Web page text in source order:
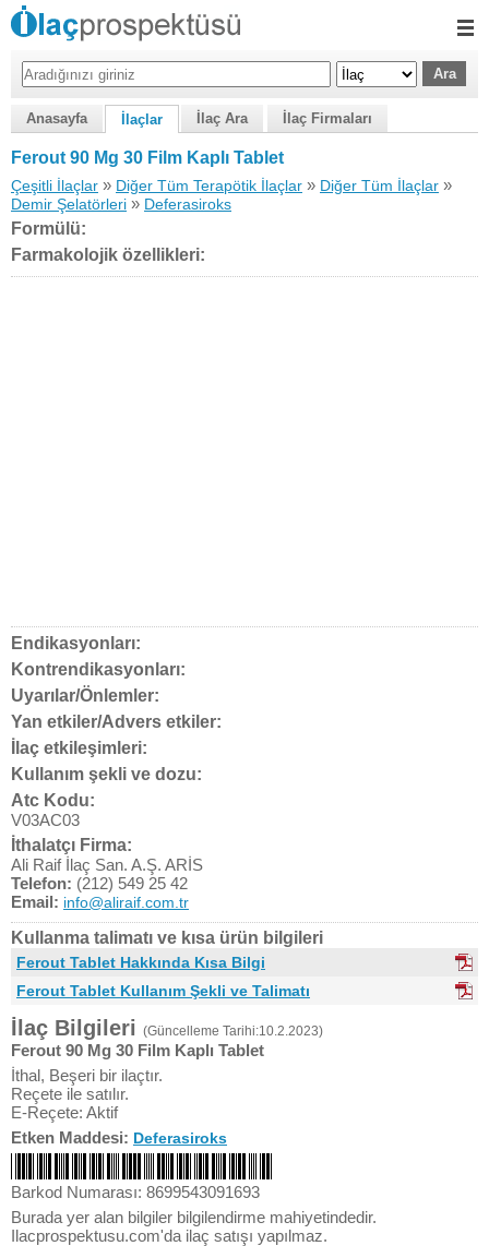
Anasayfa İlaçlar İlaç Ara İlaç Firmaları
Ferout 90 Mg 30 Film Kaplı Tablet
Çeşitli İlaçlar » Diğer Tüm Terapötik İlaçlar » Diğer Tüm İlaçlar »
Demir Şelatörleri » Deferasiroks
Formülü:
Farmakolojik özellikleri:
Endikasyonları:
Kontrendikasyonları:
Uyarılar/Önlemler:
Yan etkiler/Advers etkiler:
İlaç etkileşimleri:
Kullanım şekli ve dozu:
Atc Kodu:
V03AC03
İthalatçı Firma:
Ali Raif İlaç San. A.Ş. ARİS
Telefon: (212) 549 25 42
Email: info@aliraif.com.tr
Kullanma talimatı ve kısa ürün bilgileri
Ferout Tablet Hakkında Kısa Bilgi
Ferout Tablet Kullanım Şekli ve Talimatı
İlaç Bilgileri (Güncelleme Tarihi:10.2.2023)
Ferout 90 Mg 30 Film Kaplı Tablet
İthal, Beşeri bir ilaçtır.
Reçete ile satılır.
E-Reçete: Aktif
Etken Maddesi: Deferasiroks
Barkod Numarası: 8699543091693
Burada yer alan bilgiler bilgilendirme mahiyetindedir.
Ilacprospektusu.com'da ilaç satışı yapılmaz.